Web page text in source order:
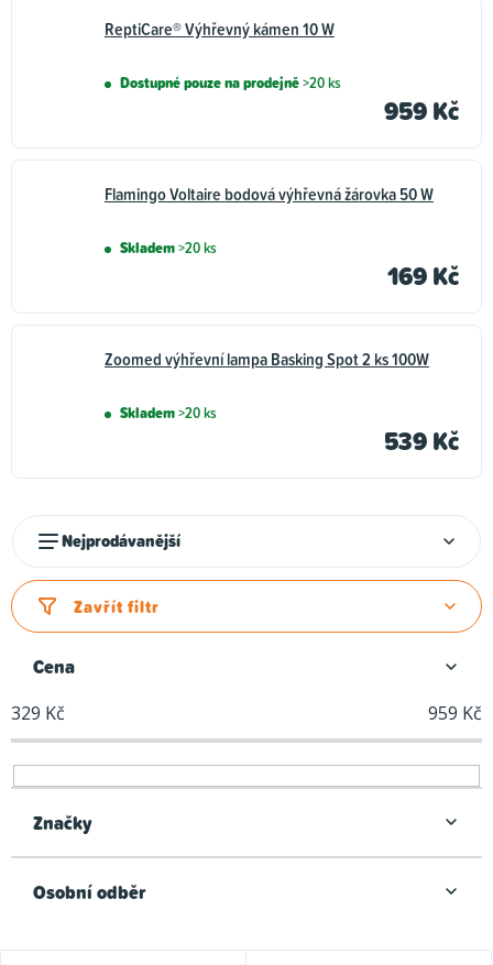
ReptiCare® Výhřevný kámen 10 W
Dostupné pouze na prodejně>20 ks
959 Kč
Flamingo Voltaire bodová výhřevná žárovka 50 W
Skladem>20 ks
169 Kč
Zoomed výhřevní lampa Basking Spot 2 ks 100W
Skladem>20 ks
539 Kč
z
e
í
p
r
o
u
Nejprodávanější
Zavřít filtr
Cena
329 Kč 959 Kč
Značky
Osobní odběr